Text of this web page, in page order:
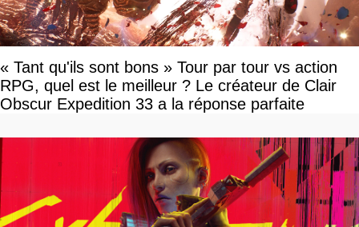
« Tant qu'ils sont bons » Tour par tour vs action
RPG, quel est le meilleur ? Le créateur de Clair
Obscur Expedition 33 a la réponse parfaite